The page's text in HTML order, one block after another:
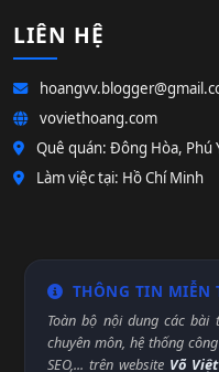
LIÊN HỆ
voviethoang.com
Quê quán: Đông Hòa, Phú
Làm việc tại: Hồ Chí Minh
THÔNG TIN MIỄN
Toàn bộ nội dung các
chuyên môn, hệ thống
SEO,... trên website Võ